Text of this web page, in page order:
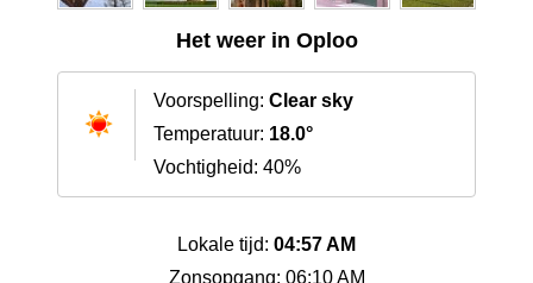
Het weer in Oploo
Voorspelling: Clear sky
Temperatuur: 18.0°
Vochtigheid: 40%
Lokale tijd: 04:57 AM
Zonsopgang: 06:10 AM